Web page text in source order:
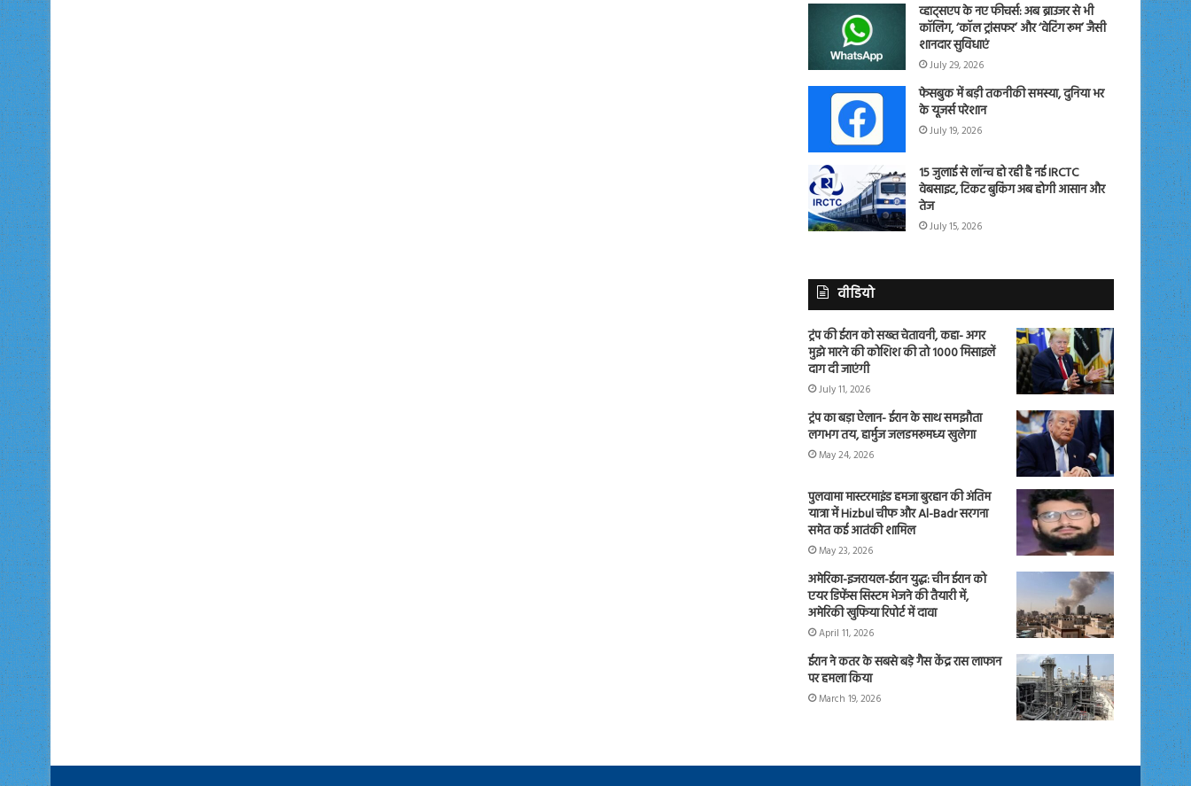
व्हाट्सएप के नए फीचर्स: अब ब्राउजर से भी
कॉलिंग, ‘कॉल ट्रांसफर’ और ‘वेटिंग रूम’ जैसी
शानदार सुविधाएं
July 29, 2026
फेसबुक में बड़ी तकनीकी समस्या, दुनिया भर
के यूजर्स परेशान
July 19, 2026
15 जुलाई से लॉन्च हो रही है नई IRCTC
वेबसाइट, टिकट बुकिंग अब होगी आसान और
तेज
July 15, 2026
वीडियो
ट्रंप की ईरान को सख्त चेतावनी, कहा- अगर
मुझे मारने की कोशिश की तो 1000 मिसाइलें
दाग दी जाएंगी
July 11, 2026
ट्रंप का बड़ा ऐलान- ईरान के साथ समझौता
लगभग तय, हार्मुज जलडमरूमध्य खुलेगा
May 24, 2026
पुलवामा मास्टरमाइंड हमजा बुरहान की अंतिम
यात्रा में Hizbul चीफ और Al-Badr सरगना
समेत कई आतंकी शामिल
May 23, 2026
अमेरिका-इजरायल-ईरान युद्ध: चीन ईरान को
एयर डिफेंस सिस्टम भेजने की तैयारी में,
अमेरिकी खुफिया रिपोर्ट में दावा
April 11, 2026
ईरान ने कतर के सबसे बड़े गैस केंद्र रास लाफान
पर हमला किया
March 19, 2026